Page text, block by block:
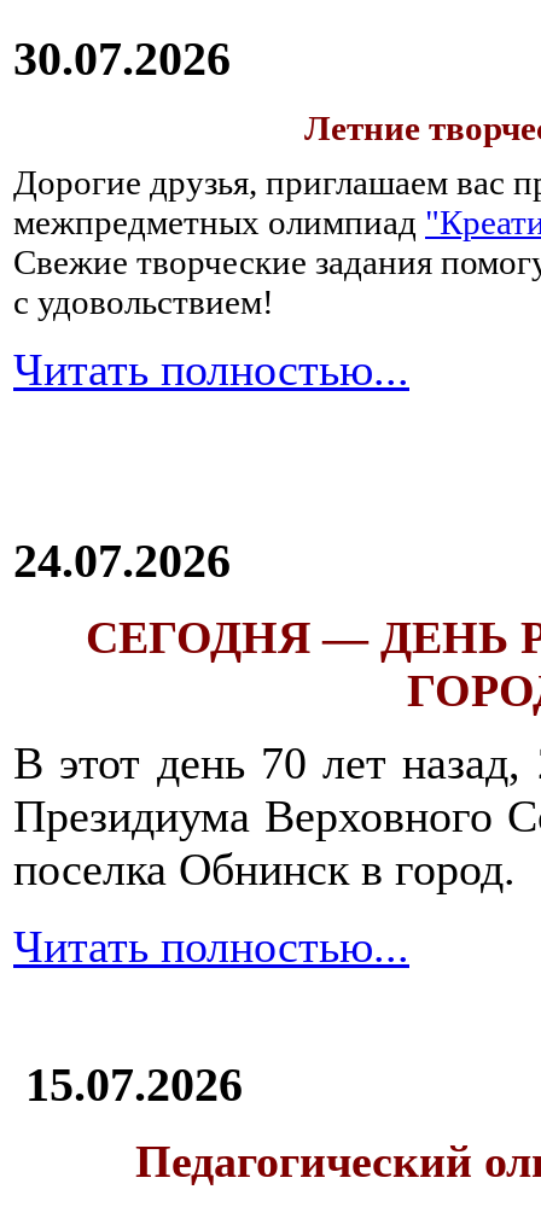
30.07.2026
Летние
Дорогие друзья, приглашаем вас
межпредметных олимпиад
Свежие творческие задания
с удовольствием!
Читать полностью...
24.07.2026
СЕГОДНЯ — ДЕНЬ
В этот день 70 лет
Президиума Верховного
поселка Обнинск в город.
Читать полностью...
15.07.2026
Педагогический